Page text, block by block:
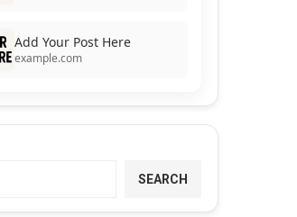
Add Your Post Here
example.com
SEARCH